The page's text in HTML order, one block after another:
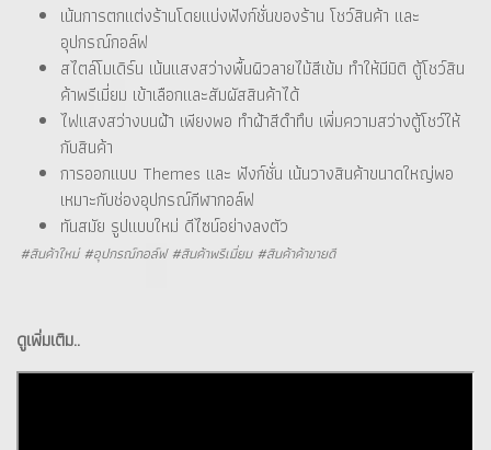
เน้นการตกแต่งร้านโดยแบ่งฟังก์ชั่นของร้าน โชว์สินค้า และ
อุปกรณ์กอล์ฟ
สไตล์โมเดิร์น เน้นแสงสว่างพื้นผิวลายไม้สีเข้ม ทำให้มีมิติ ตู้โชว์สิน
ค้าพรีเมี่ยม เข้าเลือกและสัมผัสสินค้าได้
ไฟแสงสว่างบนฝ้า เพียงพอ ทำฝ้าสีดำทึบ เพิ่มความสว่างตู้โชว์ให้
กับสินค้า
การออกแบบ Themes และ ฟังก์ชั่น เน้นวางสินค้าขนาดใหญ่พอ
เหมาะกับช่องอุปกรณ์กีฬากอล์ฟ
ทันสมัย รูปแบบใหม่ ดีไซน์อย่างลงตัว
#สินค้าใหม่ #อุปกรณ์กอล์ฟ #สินค้าพรีเมี่ยม #สินค้าค้าขายดี
ดูเพิ่มเติม..